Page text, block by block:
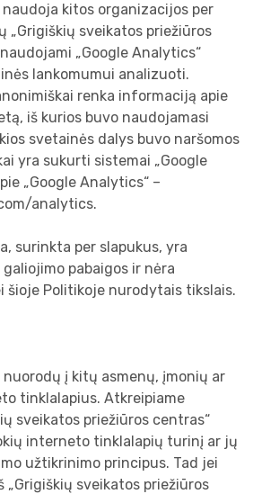
naudoja kitos organizacijos per
„Grigiškių sveikatos priežiūros
„Google Analytics“
lankomumui analizuoti.
renka informaciją apie
iš kurios buvo naudojamasi
svetainės dalys buvo naršomos
yra sukurti sistemai „Google
„Google Analytics“ –
analytics.
surinkta per slapukus, yra
pabaigos ir nėra
šioje Politikoje nurodytais tikslais.
į kitų asmenų, įmonių ar
tinklalapius. Atkreipiame
sveikatos priežiūros centras“
interneto tinklalapių turinį ar jų
užtikrinimo principus. Tad jei
„Grigiškių sveikatos priežiūros